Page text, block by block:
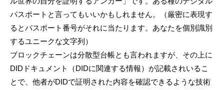
パスポートと言ってもいいかもしれません。（厳密に表現す
るとパスポート番号がそれに当たります。あなたを個別識別
するユニークな文字列）
ブロックチェーンは分散型台帳とも言われますが、その上に
DIDドキュメント（DIDに関連する情報）が記載されいるこ
とで、他者がDIDで証明された内容を確認できるような技術